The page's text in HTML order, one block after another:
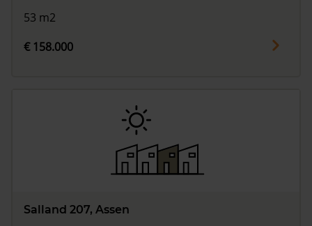
53 m2
€ 158.000
Salland 207, Assen